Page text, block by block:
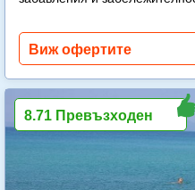
Виж офертите
8.71 Превъзходен